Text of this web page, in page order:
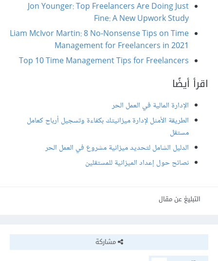
Jon Younger: Top Freelancers Are Doing Just
Fine: A New Upwork Study
Liam McIvor Martin: 8 No-Nonsense Tips on Time
Management for Freelancers in 2021
Top 10 Time Management Tips for Freelancers
اقرأ أيضًا
الإدارة المالية في العمل الحر
الطريقة الأمثل لإدارة ميزانيتك بكفاءة وتسجيل أرباح كعامل
مستقل
الدليل الشامل لتحديد ميزانية مشروع في العمل الحر
نصائح حول إعداد الميزانية للمستقلين
التبليغ عن مقال
مشاركة